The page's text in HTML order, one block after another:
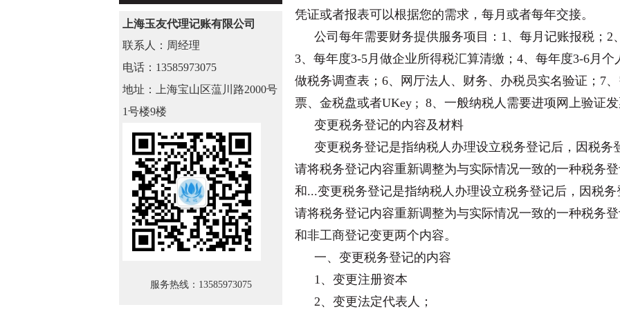
上海玉友代理记账有限公司
联系人： 周经理
电话： 13585973075
地址：
上海宝山区蕰川路2000号
1号楼9楼
服务热线：13585973075
凭证或者报表可以根据您的需求，每月或者每年交接。
公司每年需要财务提供服务项目：1、每月记账报税；2
3、每年度3-5月做企业所得税汇算清缴；4、每年度3-6月
做税务调查表；6、网厅法人、财务、办税员实名验证；7
票、金税盘或者UKey ; 8、一般纳税人需要进项网上验证
变更税务登记的内容及材料
变更税务登记是指纳税人办理设立税务登记后，因税务
请将税务登记内容重新调整为与实际情况一致的一种税务
和...变更税务登记是指纳税人办理设立税务登记后，因税
请将税务登记内容重新调整为与实际情况一致的一种税务
和非工商登记变更两个内容。
一、变更税务登记的内容
1、变更注册资本
2、变更法定代表人；